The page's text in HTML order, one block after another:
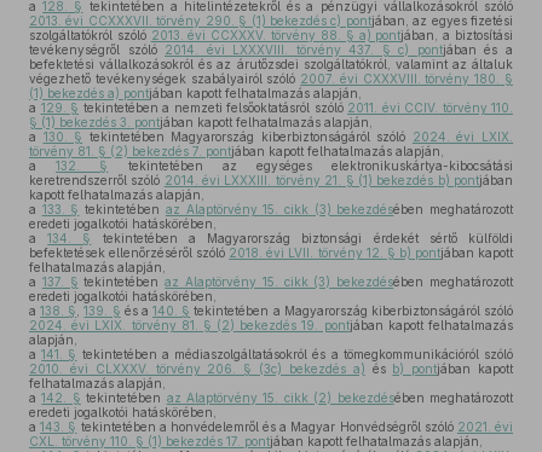
a128. § tekintetében a hitelintézetekről és a pénzügyi vállalkozásokról szóló
2013. évi CCXXXVII. törvény 290. § (1) bekezdés c) pontjában, az egyes fizetési
szolgáltatókról szóló 2013. évi CCXXXV. törvény 88. § a) pontjában, a biztosítási
tevékenységről szóló 2014. évi LXXXVIII. törvény 437. § c) pontjában és a
befektetési vállalkozásokról és az árutőzsdei szolgáltatókról, valamint az általuk
végezhető tevékenységek szabályairól szóló 2007. évi CXXXVIII. törvény 180. §
(1) bekezdés a) pontjában kapott felhatalmazás alapján,
a 129. § tekintetében a nemzeti felsőoktatásról szóló 2011. évi CCIV. törvény 110.
§ (1) bekezdés 3. pontjában kapott felhatalmazás alapján,
a 130. § tekintetében Magyarország kiberbiztonságáról szóló 2024. évi LXIX.
törvény 81. § (2) bekezdés 7. pontjában kapott felhatalmazás alapján,
a132. §
tekintetében az egységes elektronikuskártya-kibocsátási
keretrendszerről szóló 2014. évi LXXXIII. törvény 21. § (1) bekezdés b) pontjában
kapott felhatalmazás alapján,
a 133. § tekintetében az Alaptörvény 15. cikk (3) bekezdésében meghatározott
eredeti jogalkotói hatáskörében,
a134. §
tekintetében a Magyarország biztonsági érdekét sértő külföldi
befektetések ellenőrzéséről szóló 2018. évi LVII. törvény 12. § b) pontjában kapott
felhatalmazás alapján,
a 137. § tekintetébenaz Alaptörvény 15. cikk (3) bekezdésében meghatározott
eredeti jogalkotói hatáskörében,
a138. § ,139. § és a140. § tekintetében a Magyarország kiberbiztonságáról szóló
2024. évi LXIX. törvény 81. § (2) bekezdés 19. pontjában kapott felhatalmazás
alapján,
a141. § tekintetében a médiaszolgáltatásokról és a tömegkommunikációról szóló
2010. évi CLXXXV. törvény 206. § (3c) bekezdés a) és b) pontjában kapott
felhatalmazás alapján,
a142. § tekintetében az Alaptörvény 15. cikk (2) bekezdésében meghatározott
eredeti jogalkotói hatáskörében,
a143. § tekintetében a honvédelemről és a Magyar Honvédségről szóló 2021. évi
CXL. törvény 110. § (1) bekezdés 17. pontjában kapott felhatalmazás alapján,